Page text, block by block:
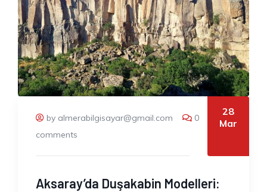
by almerabilgisayar@gmail.com
0
comments
28
Mar
Aksaray’da Duşakabin Modelleri: